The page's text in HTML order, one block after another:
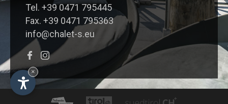
Tel. +39 0471 795445
Fax. +39 0471 795363
info@chalet-s.eu
×